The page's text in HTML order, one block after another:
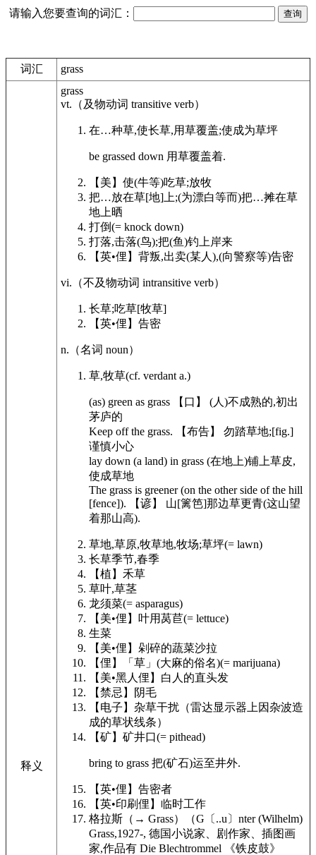
请输入您要查询的词汇：
词汇 grass
释义
grass
vt. （及物动词 transitive verb）
在…种草,使长草,用草覆盖;使成为草坪
be grassed down 用草覆盖着.
【美】 使(牛等)吃草;放牧
把…放在草[地]上;(为漂白等而)把…摊在草
地上晒
打倒(= knock down)
打落,击落(鸟);把(鱼)钓上岸来
【英•俚】 背叛,出卖(某人),(向警察等)告密
vi. （不及物动词 intransitive verb）
长草;吃草[牧草]
【英•俚】 告密
n. （名词 noun）
草,牧草(cf. verdant a.)
(as) green as grass 【口】 (人)不成熟的,初出
茅庐的
Keep off the grass. 【布告】 勿踏草地;[fig.]
谨慎小心
lay down (a land) in grass (在地上)铺上草皮,
使成草地
The grass is greener (on the other side of the hill
[fence]). 【谚】 山[篱笆]那边草更青(这山望
着那山高).
草地,草原,牧草地,牧场;草坪(= lawn)
长草季节,春季
【植】 禾草
草叶,草茎
龙须菜(= asparagus)
【美•俚】 叶用莴苣(= lettuce)
生菜
【美•俚】 剁碎的蔬菜沙拉
【俚】
「草」(大麻的俗名)(= marijuana)
【美•黑人俚】 白人的直头发
【禁忌】
阴毛
【电子】 杂草干扰（雷达显示器上因杂波造
成的草状线条）
【矿】 矿井口(= pithead)
bring to grass 把(矿石)运至井外.
【英•俚】 告密者
【英•印刷俚】 临时工作
格拉斯（ → Grass）（G〔..u〕 nter(Wilhelm)
Grass,1927-, 德国小说家、剧作家、插图画
家,作品有 Die Blechtrommel 《铁皮鼓》